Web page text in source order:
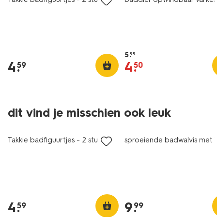
4.
59
5.99
4.
50
dit vind je misschien ook leuk
Takkie badfiguurtjes - 2 stuks
4.
59
sproeiende badwalvis met
9.
99